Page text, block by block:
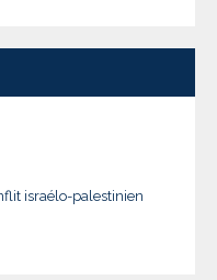
israélo-palestinien